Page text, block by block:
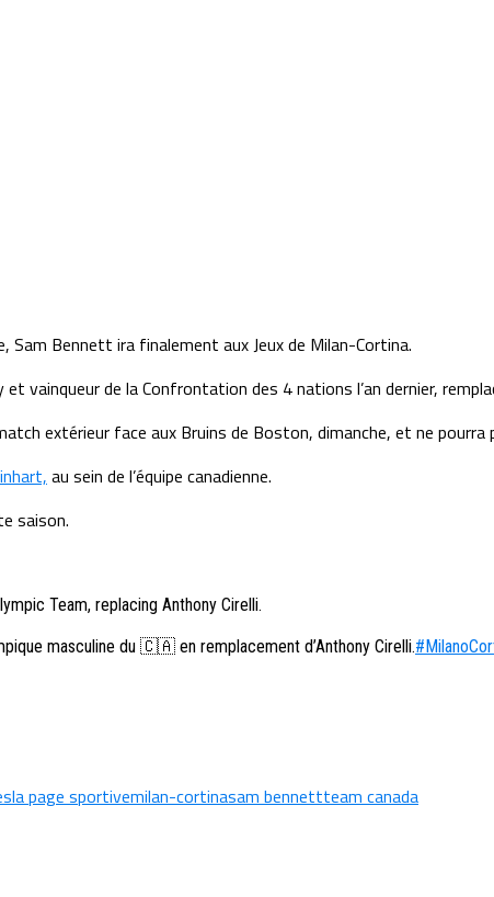
Sam Bennett ira finalement aux Jeux de Milan-Cortina.
vainqueur de la Confrontation des 4 nations l’an dernier,
extérieur face aux Bruins de Boston, dimanche, et ne pourra
au sein de l’équipe canadienne.
saison.
Team, replacing Anthony Cirelli.
masculine du 🇨🇦 en remplacement d’Anthony Cirelli.
la page sportivemilan-cortinasam bennettteam canada